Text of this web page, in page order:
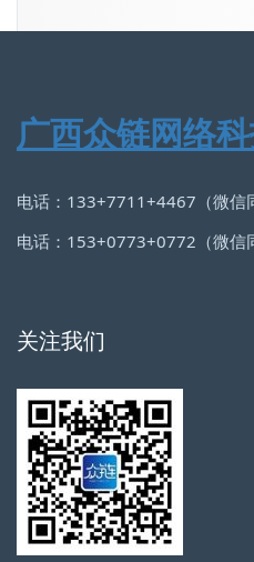
广西众链网络
电话：133+7711+4467（微信
电话：153+0773+0772（微信
关注我们